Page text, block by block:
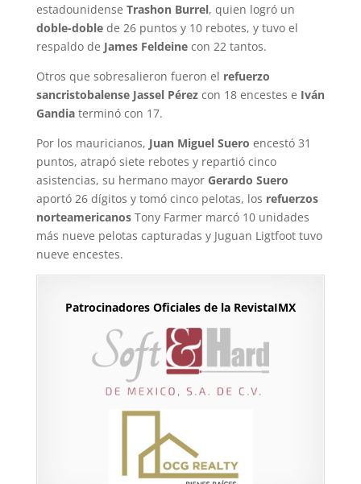
estadounidense Trashon Burrel, quien logró un
doble-doblede 26 puntos y 10 rebotes, y tuvo el
respaldo de James Feldeinecon 22 tantos.
Otros que sobresalieron fueron el refuerzo
sancristobalense Jassel Pérezcon 18 encestes e Iván
Gandiaterminó con 17.
Por los mauricianos, Juan Miguel Suero encestó 31
puntos, atrapó siete rebotes y repartió cinco
asistencias, su hermano mayor Gerardo Suero
aportó 26 dígitos y tomó cinco pelotas, los refuerzos
norteamericanosTony Farmer marcó 10 unidades
más nueve pelotas capturadas y Juguan Ligtfoot tuvo
nueve encestes.
Patrocinadores Oficiales de la RevistaIMX